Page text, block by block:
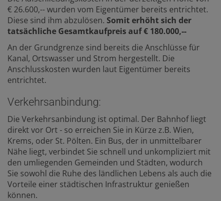
€ 26.600,-- wurden vom Eigentümer bereits entrichtet.
Diese sind ihm abzulösen. Somit erhöht sich der
tatsächliche Gesamtkaufpreis auf € 180.000,--
An der Grundgrenze sind bereits die Anschlüsse für
Kanal, Ortswasser und Strom hergestellt. Die
Anschlusskosten wurden laut Eigentümer bereits
entrichtet.
Verkehrsanbindung:
Die Verkehrsanbindung ist optimal. Der Bahnhof liegt
direkt vor Ort - so erreichen Sie in Kürze z.B. Wien,
Krems, oder St. Pölten. Ein Bus, der in unmittelbarer
Nähe liegt, verbindet Sie schnell und unkompliziert mit
den umliegenden Gemeinden und Städten, wodurch
Sie sowohl die Ruhe des ländlichen Lebens als auch die
Vorteile einer städtischen Infrastruktur genießen
können.